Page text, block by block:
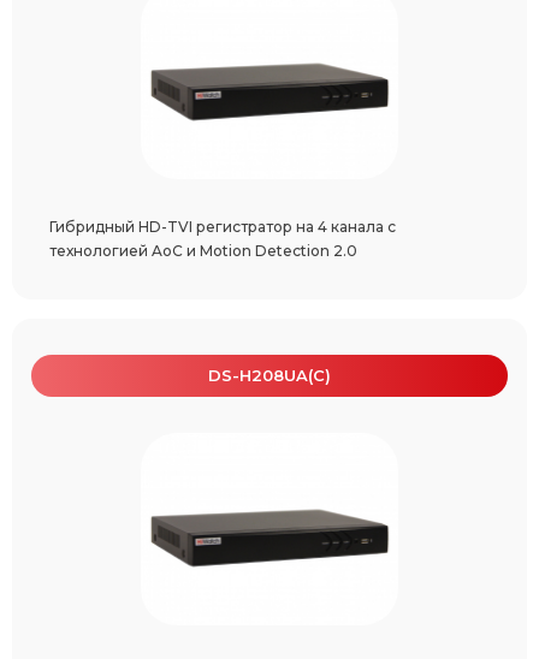
Гибридный HD-TVI регистратор на 4 канала c
технологией AoC и Motion Detection 2.0
DS-H208UA(C)